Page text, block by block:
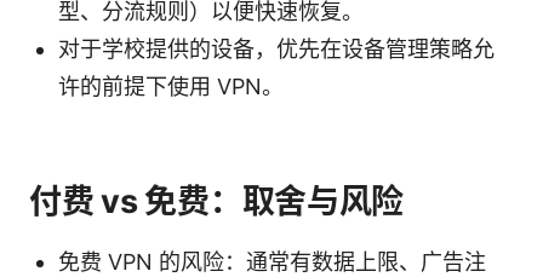
型、分流规则）以便快速恢复。
对于学校提供的设备，优先在设备管理策略允
许的前提下使用 VPN。
付费 vs 免费：取舍与风险
免费 VPN 的风险：通常有数据上限、广告注